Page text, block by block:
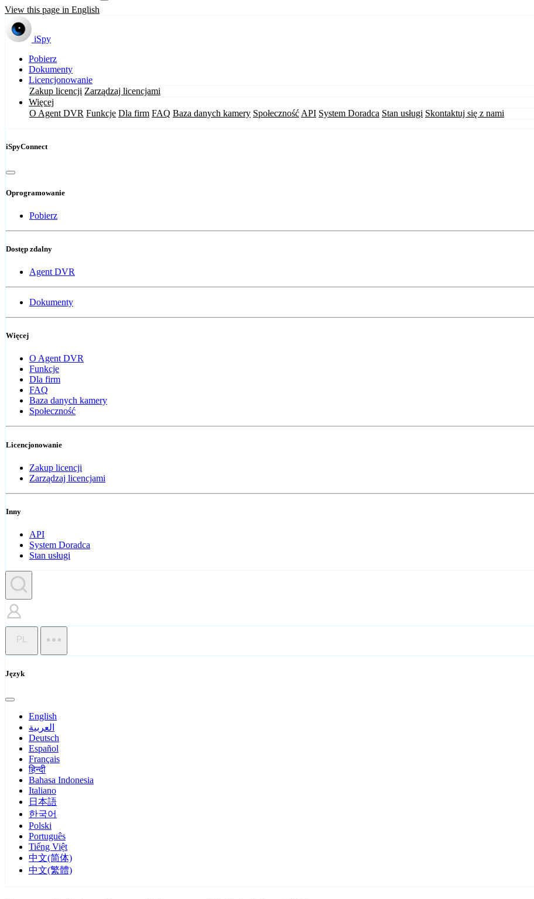
View this page in English
iSpy
Pobierz
Dokumenty
Licencjonowanie
Zakup licencji Zarządzaj licencjami
Więcej
O Agent DVR Funkcje Dla firm FAQ Baza danych kamery Społeczność API System Doradca Stan usługi Skontaktuj się z nami
iSpyConnect
Oprogramowanie
Pobierz
Dostęp zdalny
Agent DVR
Dokumenty
Więcej
O Agent DVR
Funkcje
Dla firm
FAQ
Baza danych kamery
Społeczność
Licencjonowanie
Zakup licencji
Zarządzaj licencjami
Inny
API
System Doradca
Stan usługi
PL
Język
English
العربية
Deutsch
Español
Français
हिन्दी
Bahasa Indonesia
Italiano
日本語
한국어
Polski
Português
Tiếng Việt
中文(简体)
中文(繁體)